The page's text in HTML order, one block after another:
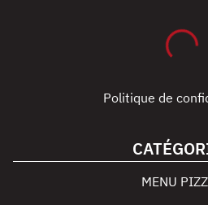
Politique de
MENU